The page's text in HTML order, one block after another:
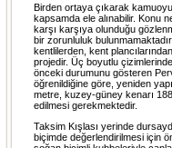
Birden ortaya çıkarak
kapsamda ele alınabilir. Konu
karşı karşıya olunduğu
bir zorunluluk
kentlilerden, kent
projedir. Üç boyutlu
önceki durumunu gösteren
öğrenildiğine göre, yeniden
metre, kuzey-güney kenarı
edilmesi gerekmektedir.
Taksim Kışlası yerinde
biçimde değerlendirilmesi için